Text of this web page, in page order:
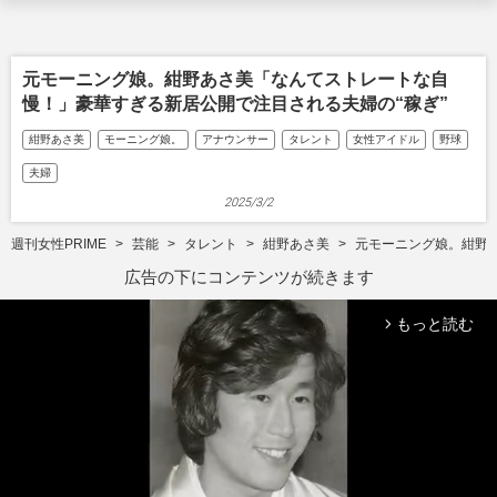
元モーニング娘。紺野あさ美「なんてストレートな自
慢！」豪華すぎる新居公開で注目される夫婦の“稼ぎ”
紺野あさ美 モーニング娘。 アナウンサー タレント 女性アイドル 野球
夫婦
2025/3/2
週刊女性PRIME 芸能 タレント 紺野あさ美 元モーニング娘。紺野
広告の下にコンテンツが続きます
arrow_forward_ios もっと読む